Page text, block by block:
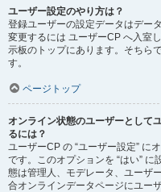
ユーザー設定のやり方は？
登録ユーザーの設定データはデー
変更するには ユーザーCP へ入室
示板のトップにあります。そちら
す。
ページトップ
オンライン状態のユーザーとして
るには？
ユーザーCP の “ユーザー設定” に
です。このオプションを “はい”
態は管理人、モデレータ、ユーザ
合オンラインデータページにユー